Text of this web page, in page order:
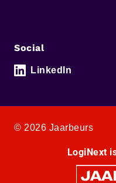
Social
LinkedIn
© 2026 Jaarbeurs
LogiNext